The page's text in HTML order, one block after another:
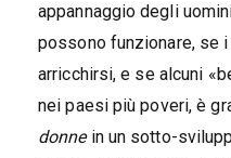
appannaggio degli
possono funzionare, se
arricchirsi, e se alcuni
nei paesi più poveri, è
donnein un sotto-